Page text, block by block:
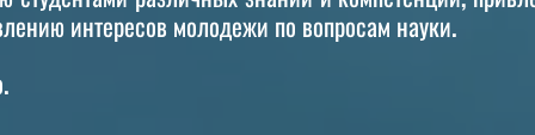
интересов молодежи по вопросам науки.